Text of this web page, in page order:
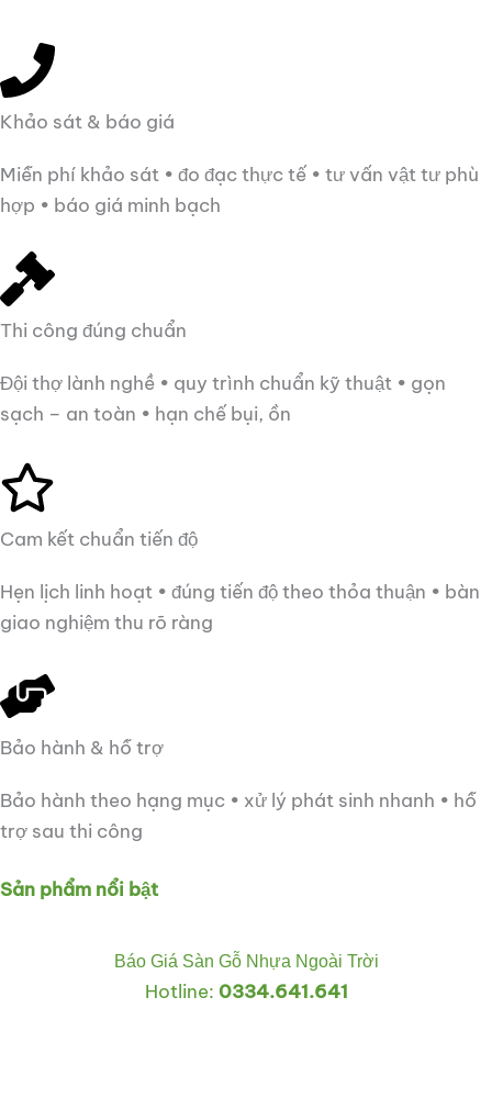
Khảo sát & báo giá
Miễn phí khảo sát • đo đạc thực tế • tư vấn vật tư phù
hợp • báo giá minh bạch
Thi công đúng chuẩn
Đội thợ lành nghề • quy trình chuẩn kỹ thuật • gọn
sạch – an toàn • hạn chế bụi, ồn
Cam kết chuẩn tiến độ
Hẹn lịch linh hoạt • đúng tiến độ theo thỏa thuận • bàn
giao nghiệm thu rõ ràng
Bảo hành & hỗ trợ
Bảo hành theo hạng mục • xử lý phát sinh nhanh • hỗ
trợ sau thi công
Sản phẩm nổi bật
Báo Giá Sàn Gỗ Nhựa Ngoài Trời
Hotline: 0334.641.641